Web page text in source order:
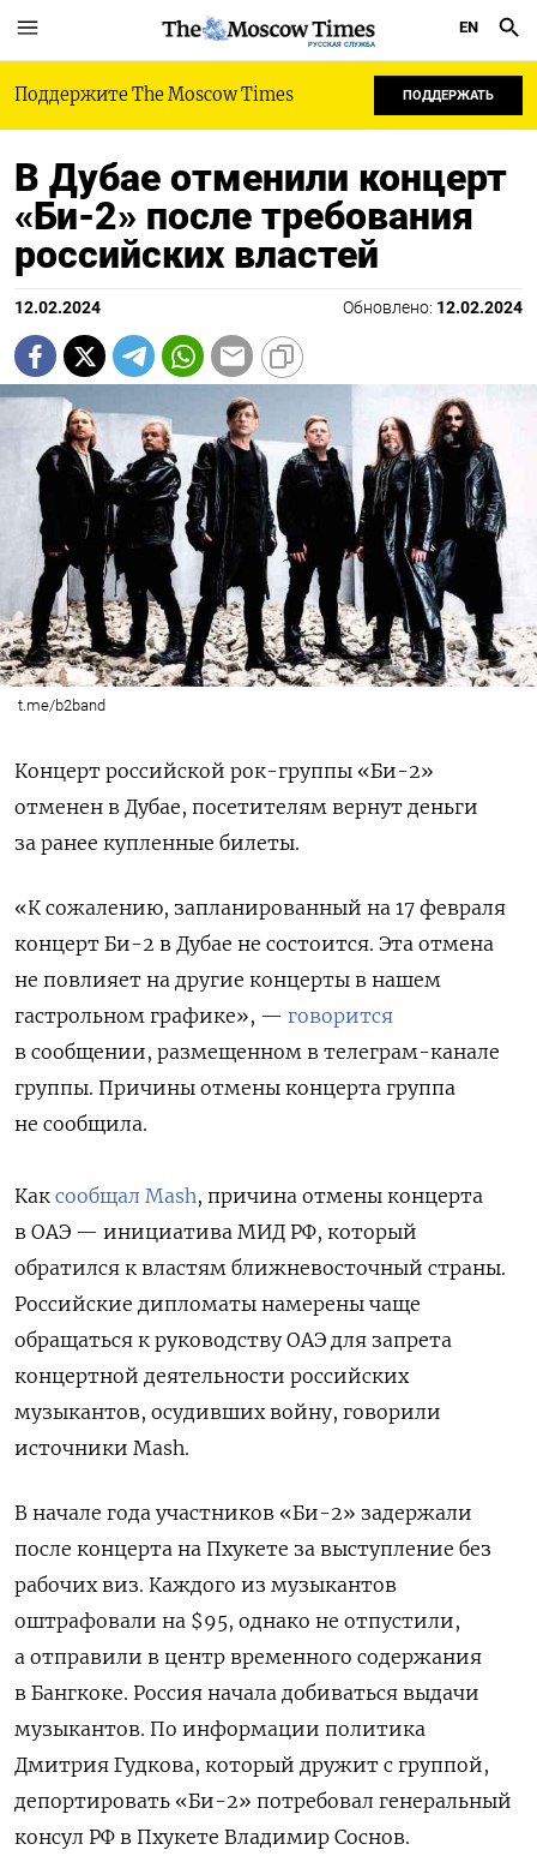
РУССКАЯ СЛУЖБА
EN
Поддержите The Moscow Times ПОДДЕРЖАТЬ
В Дубае отменили концерт
«Би-2» после требования
российских властей
12.02.2024 Обновлено: 12.02.2024
t.me/b2band
Концерт российской рок-группы «Би-2»
отменен в Дубае, посетителям вернут деньги
за ранее купленные билеты.
«К сожалению, запланированный на 17 февраля
концерт Би-2 в Дубае не состоится. Эта отмена
не повлияет на другие концерты в нашем
гастрольном графике», — говорится
в сообщении, размещенном в телеграм-канале
группы. Причины отмены концерта группа
не сообщила.
Как сообщал Mash, причина отмены концерта
в ОАЭ — инициатива МИД РФ, который
обратился к властям ближневосточный страны.
Российские дипломаты намерены чаще
обращаться к руководству ОАЭ для запрета
концертной деятельности российских
музыкантов, осудивших войну, говорили
источники Mash.
В начале года участников «Би-2» задержали
после концерта на Пхукете за выступление без
рабочих виз. Каждого из музыкантов
оштрафовали на $95, однако не отпустили,
а отправили в центр временного содержания
в Бангкоке. Россия начала добиваться выдачи
музыкантов. По информации политика
Дмитрия Гудкова, который дружит с группой,
депортировать «Би-2» потребовал генеральный
консул РФ в Пхукете Владимир Соснов.